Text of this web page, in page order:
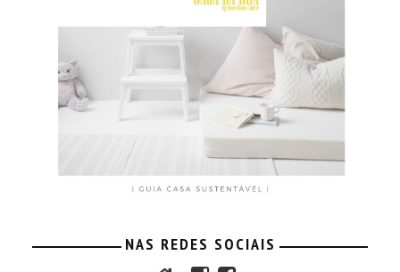
NAS REDES SOCIAIS